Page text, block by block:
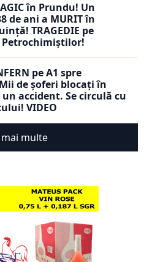
în Prundu! Un
de ani a MURIT în
TRAGEDIE pe
pe A1 spre
de șoferi blocați în
accident. Se circulă cu
VIDEO
mai multe